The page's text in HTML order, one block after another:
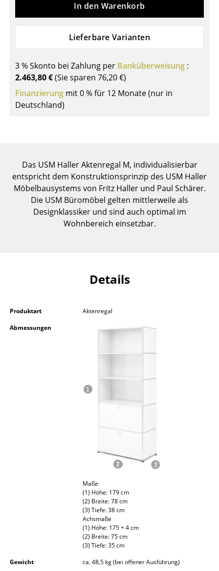
Regale & Schränke
Bücherregale
Sideboards & Kommoden
TV Möbel
Kleinaufbewahrung
Einzelteile
... alle Aufbewahrungsmöbel
Stehleuchten & Leseleuchten
Nachttische & Bettzubehör
In den Warenkorb
Lieferbare Varianten
3 % Skonto bei Zahlung per Banküberweisung :
2.463,80 €(Sie sparen 76,20 €)
Finanzierung mit 0 % für 12 Monate (nur in
Deutschland)
Das USM Haller Aktenregal M, individualisierbar
entspricht dem Konstruktionsprinzip des USM Haller
Möbelbausystems von Fritz Haller und Paul Schärer.
Die USM Büromöbel gelten mittlerweile als
Designklassiker und sind auch optimal im
Wohnbereich einsetzbar.
Details
Produktart
Aktenregal
Abmessungen
Maße
(1) Höhe: 179 cm
(2) Breite: 78 cm
(3) Tiefe: 38 cm
Achsmaße
(1) Höhe: 175 + 4 cm
(2) Breite: 75 cm
(3) Tiefe: 35 cm
Gewicht
ca. 48,5 kg (bei offener Ausführung)